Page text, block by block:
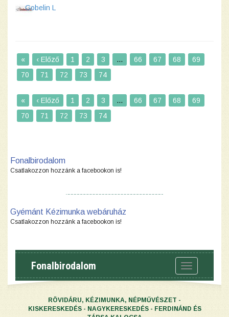
Gobelin L
« ‹ Előző 1 2 3 ... 66 67 68
69
70
71 72 73 74
« ‹ Előző 1 2 3 ... 66 67 68
69
70
71 72 73 74
Fonalbirodalom
Csatlakozzon hozzánk a facebookon is!
Gyémánt Kézimunka webáruház
Csatlakozzon hozzánk a facebookon is!
Toggle
navigation
Fonalbirodalom
RÖVIDÁRU, KÉZIMUNKA, NÉPMŰVÉSZET -
KISKERESKEDÉS - NAGYKERESKEDÉS - FERDINÁND ÉS